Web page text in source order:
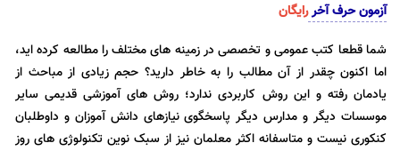
آزمون حرف آخررایگان
شما قطعا کتب عمومی و تخصصی در زمینه های مختلف را مطالعه کرده اید،
اما اکنون چقدر از آن مطالب را به خاطر دارید؟ حجم زیادی از مباحث از
یادمان رفته و این روش کاربردی ندارد؛ روش های آموزشی قدیمی سایر
موسسات دیگر و مدارس دیگر پاسخگوی نیازهای دانش آموزان و داوطلبان
کنکوری نیست و متاسفانه اکثر معلمان نیز از سبک نوین تکنولوژی های روز